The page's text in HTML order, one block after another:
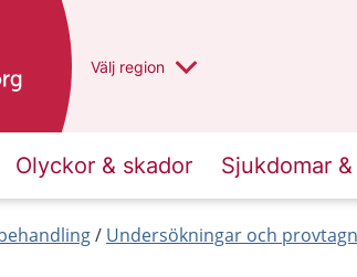
Du har valt region
Välj en annan
region
Olyckor & skador Sjukdomar
Undersökningar och